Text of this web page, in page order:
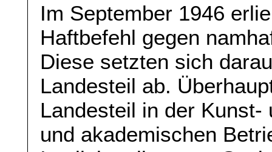
Im September 1946
Haftbefehl gegen
Diese setzten sich
Landesteil ab.
Landesteil in der
und akademischen